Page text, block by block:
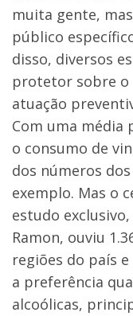
muita gente,
público
disso, diversos
protetor sobre o
atuação
Com uma média
o consumo de
dos números
exemplo. Mas o
estudo
Ramon, ouviu
regiões do país
a preferência
alcoólicas,